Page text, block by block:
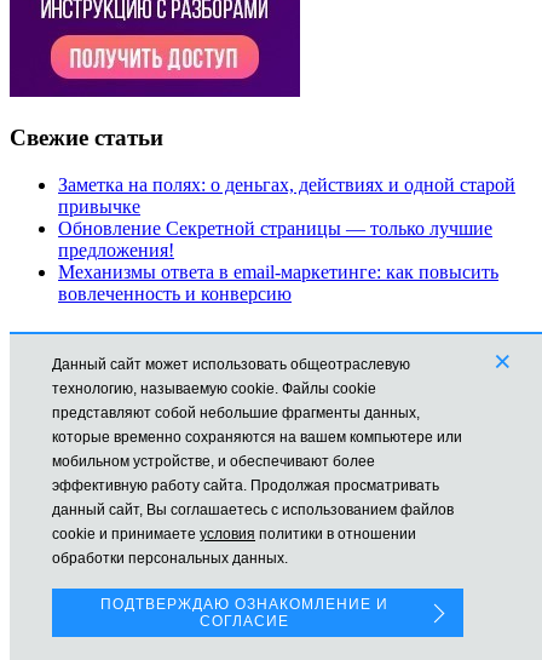
Свежие статьи
Заметка на полях: о деньгах, действиях и одной старой
привычке
Обновление Секретной страницы — только лучшие
предложения!
Механизмы ответа в email-маркетинге: как повысить
вовлеченность и конверсию
Рубрики
Автоматизация
Заработок в Интернете
Новости
Обучение
Продвижение
Технические моменты
Все права защищены © mikhailmolchanov.ru Молчанов Михаил
представления.
Если Вы продолжаете использовать сайт, мы будем считать,
Данный сайт может использовать общеотраслевую
технологию, называемую cookie. Файлы cookie
представляют собой небольшие фрагменты данных,
которые временно сохраняются на вашем компьютере или
мобильном устройстве, и обеспечивают более
эффективную работу сайта. Продолжая просматривать
данный сайт, Вы соглашаетесь с использованием файлов
cookie и принимаете условия политики в отношении
обработки персональных данных.
×
ПОДТВЕРЖДАЮ ОЗНАКОМЛЕНИЕ И
СОГЛАСИЕ